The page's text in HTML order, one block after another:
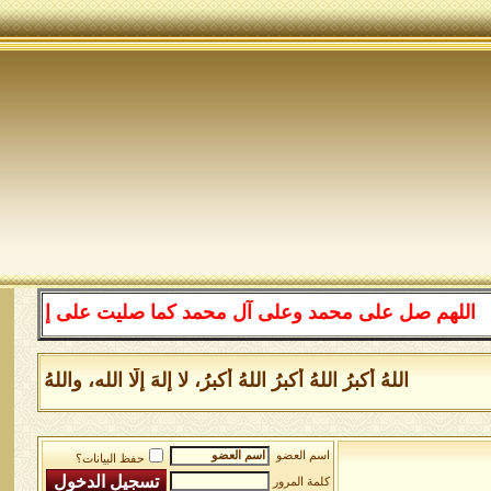
صل على محمد وعلى آل محمد كما صليت على إبراهيم
اللهُ أكبرُ اللهُ أكبرُ اللهُ أكبرُ، لا إلهَ إلَّا الله، واللهُ
اسم العضو
حفظ البيانات؟
كلمة المرور